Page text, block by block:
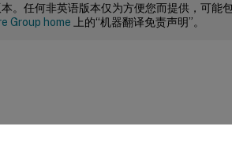
。任何非英语版本仅为方便您而提供，可能
Group home 上的“机器翻译免责声明”。